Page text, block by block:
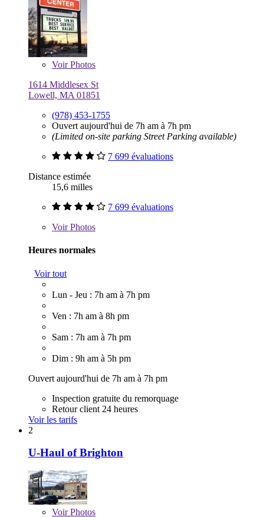
VoirPhotos
1614 Middlesex St
Lowell, MA 01851
(978) 453-1755
Ouvert aujourd'hui de 7h am à 7h pm
(Limited on-site parking Street Parking available)
7 699 évaluations
Distance estimée
15,6 milles
7 699 évaluations
VoirPhotos
Heures normales
Voir tout
Lun - Jeu : 7h am à 7h pm
Ven : 7h am à 8h pm
Sam : 7h am à 7h pm
Dim : 9h am à 5h pm
Ouvert aujourd'hui de 7h am à 7h pm
Inspection gratuite du remorquage
Retour client 24 heures
Voir les tarifs
2
U-Haul of Brighton
VoirPhotos